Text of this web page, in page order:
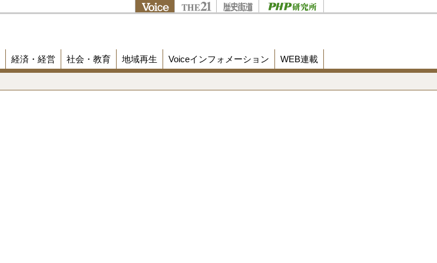
経済・経営 社会・教育 地域再生 Voiceインフォメーション WEB連載